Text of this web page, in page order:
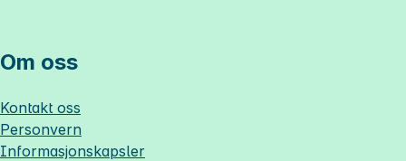
Om oss
Kontakt oss
Personvern
Informasjonskapsler